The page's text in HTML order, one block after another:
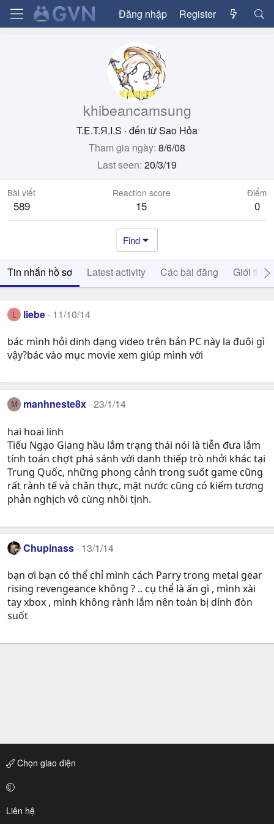
Đăng nhập Register
khibeancamsung
T.E.T.Я.I.S · đến từSao Hỏa
Tham gia ngày 8/6/08
Last seen 20/3/19
Bài viết
589
Reaction score
15
Điểm
0
Find
Tin nhắn hồ sơ Latest activity Các bài đăng Giới thiệu
L liebe 11/10/14
bác mình hỏi dinh dạng video trên bản PC này la đuôi gì
vậy?bác vào mục movie xem giúp mình với
M manhneste8x 23/1/14
hai hoai linh
Tiếu Ngạo Giang hầu lắm trạng thái nói là tiễn đưa lắm
tính toán chợt phá sánh với danh thiếp trò nhởi khác tại
Trung Quốc, những phong cảnh trong suốt game cũng
rất rành tế và chân thực, mặt nước cũng có kiếm tương
phản nghịch vô cùng nhồi tịnh.
Chupinass 13/1/14
bạn ơi bạn có thể chỉ mình cách Parry trong metal gear
rising revengeance không ? .. cụ thể là ấn gì , mình xài
tay xbox , mình không rành lắm nên toàn bị dính đòn
suốt
Chọn giao diện
Liên hệ